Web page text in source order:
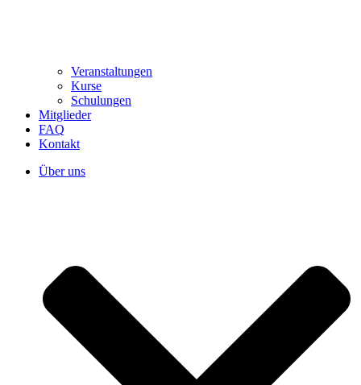
Veranstaltungen
Kurse
Schulungen
Mitglieder
FAQ
Kontakt
Über uns